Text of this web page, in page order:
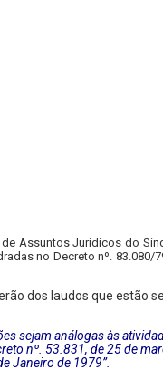
Assuntos Jurídicos do
no Decreto nº. 83.080/
dos laudos que estão
sejam análogas às
nº. 53.831, de 25 de
Janeiro de 1979”.